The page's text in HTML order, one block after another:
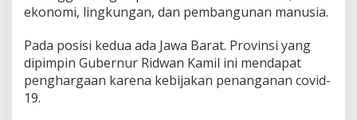
ekonomi, lingkungan, dan pembangunan manusia.
Pada posisi kedua ada Jawa Barat. Provinsi yang
dipimpin Gubernur Ridwan Kamil ini mendapat
penghargaan karena kebijakan penanganan covid-
19.